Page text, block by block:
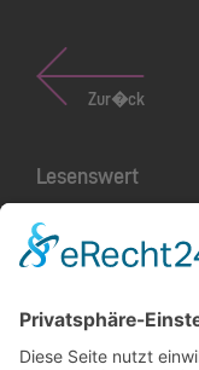
Zur�ck
Lesenswert